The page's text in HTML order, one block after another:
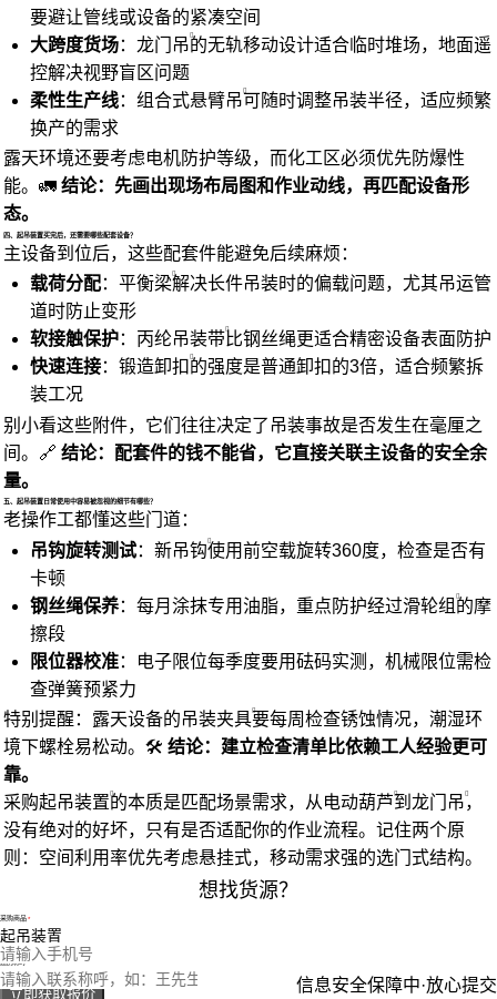
要避让管线或设备的紧凑空间
大跨度货场： 龙门吊的无轨移动设计适合临时堆场，地面遥
控解决视野盲区问题
柔性生产线：组合式悬臂吊可随时调整吊装半径，适应频繁
换产的需求
露天环境还要考虑电机防护等级，而化工区必须优先防爆性
能。🚛 结论：先画出现场布局图和作业动线，再匹配设备形
态。
四、起吊装置买完后，还需要哪些配套设备？
主设备到位后，这些配套件能避免后续麻烦：
载荷分配： 平衡梁解决长件吊装时的偏载问题，尤其吊运管
道时防止变形
软接触保护：丙纶吊装带比钢丝绳更适合精密设备表面防护
快速连接：锻造卸扣 的强度是普通卸扣的3倍，适合频繁拆
装工况
别小看这些附件，它们往往决定了吊装事故是否发生在毫厘之
间。🔗 结论：配套件的钱不能省，它直接关联主设备的安全余
量。
五、起吊装置日常使用中容易被忽视的细节有哪些？
老操作工都懂这些门道：
吊钩旋转测试：新吊钩使用前空载旋转360度，检查是否有
卡顿
钢丝绳保养：每月涂抹专用油脂，重点防护经过滑轮组 的摩
擦段
限位器校准：电子限位每季度要用砝码实测，机械限位需检
查弹簧预紧力
特别提醒：露天设备的吊装夹具要每周检查锈蚀情况，潮湿环
境下螺栓易松动。🛠️ 结论：建立检查清单比依赖工人经验更可
靠。
采购起吊装置的本质是匹配场景需求，从电动葫芦到 龙门吊，
没有绝对的好坏，只有是否适配你的作业流程。记住两个原
则：空间利用率优先考虑悬挂式，移动需求强的选门式结构。
想找货源？
采购商品
您的电话
您的称呼
立即获取报价 信息安全保障中·放心提交